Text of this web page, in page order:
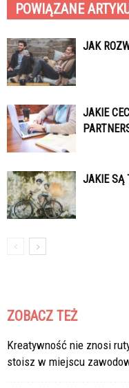
POWIĄZANE
JAK
JAKIE
JAKIE SĄ
ZOBACZ TEŻ
Kreatywność nie znosi
stoisz w miejscu